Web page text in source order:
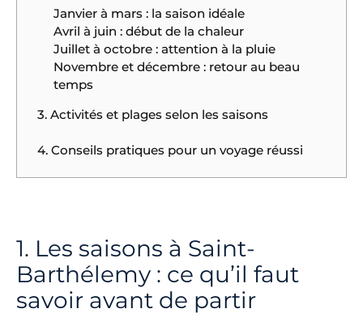
Janvier à mars : la saison idéale
Avril à juin : début de la chaleur
Juillet à octobre : attention à la pluie
Novembre et décembre : retour au beau
temps
3. Activités et plages selon les saisons
4. Conseils pratiques pour un voyage réussi
1. Les saisons à Saint-
Barthélemy : ce qu’il faut
savoir avant de partir